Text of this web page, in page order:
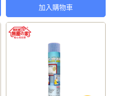
加入購物車